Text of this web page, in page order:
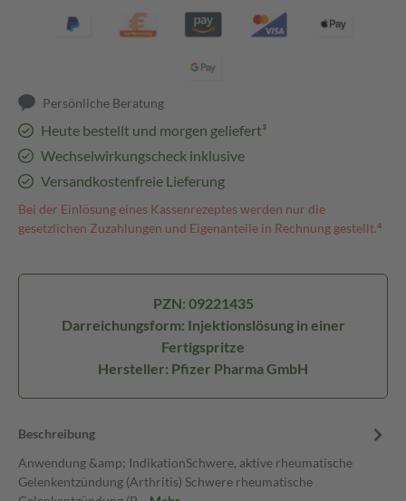
Persönliche Beratung
Heute bestellt und morgen geliefert³
Wechselwirkungscheck inklusive
Versandkostenfreie Lieferung
Bei der Einlösung eines Kassenrezeptes werden nur die
gesetzlichen Zuzahlungen und Eigenanteile in Rechnung gestellt.⁴
PZN: 09221435
Darreichungsform: Injektionslösung in einer
Fertigspritze
Hersteller: Pfizer Pharma GmbH
Beschreibung
Anwendung &amp; IndikationSchwere, aktive rheumatische
Gelenkentzündung (Arthritis) Schwere rheumatische